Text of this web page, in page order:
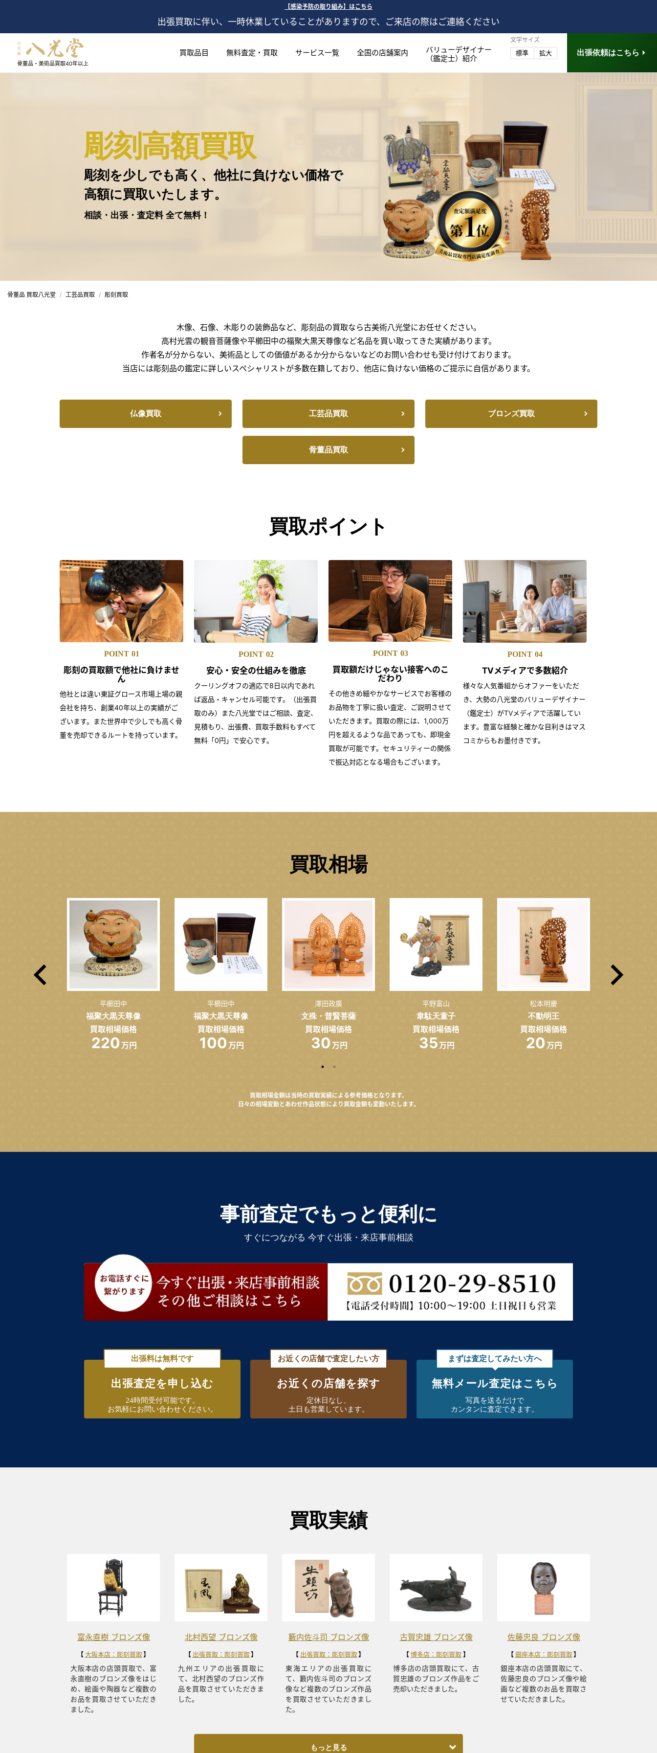
【感染予防の取り組み】はこちら
出張買取に伴い、一時休業していることがありますので、ご来店の際はご連絡ください
骨董品・美術品買取40年以上
買取品目 無料査定・買取 サービス一覧 全国の店舗案内
バリューデザイナー
（鑑定士）紹介
文字サイズ
標準 拡大 出張依頼はこちら
彫刻高額買取
彫刻を少しでも高く、他社に負けない価格で
高額に買取いたします。
相談・出張・査定料 全て無料！
骨董品 買取八光堂 工芸品買取 彫刻買取
木像、石像、木彫りの装飾品など、彫刻品の買取なら古美術八光堂にお任せください。
高村光雲の観音菩薩像や平櫛田中の福聚大黒天尊像など名品を買い取ってきた実績があります。
作者名が分からない、美術品としての価値があるか分からないなどのお問い合わせも受け付けております。
当店には彫刻品の鑑定に詳しいスペシャリストが多数在籍しており、他店に負けない価格のご提示に自信があります。
仏像買取 工芸品買取 ブロンズ買取
骨董品買取
買取ポイント
POINT 01
彫刻の買取額で他社に負けませ
ん
他社とは違い東証グロース市場上場の親
会社を持ち、創業40年以上の実績がご
ざいます。また世界中で少しでも高く骨
董を売却できるルートを持っています。
POINT 02
安心・安全の仕組みを徹底
クーリングオフの適応で8日以内であれ
ば返品・キャンセル可能です。（出張買
取のみ）また八光堂ではご相談、査定、
見積もり、出張費、買取手数料もすべて
無料「0円」で安心です。
POINT 03
買取額だけじゃない接客へのこ
だわり
その他きめ細やかなサービスでお客様の
お品物を丁寧に扱い査定、ご説明させて
いただきます。買取の際には、1,000万
円を超えるような品であっても、即現金
買取が可能です。セキュリティーの関係
で振込対応となる場合もございます。
POINT 04
TVメディアで多数紹介
様々な人気番組からオファーをいただ
き、大勢の八光堂のバリューデザイナー
（鑑定士）がTVメディアで活躍してい
ます。豊富な経験と確かな目利きはマス
コミからもお墨付きです。
買取相場
平櫛田中
福聚大黒天尊像
買取相場価格
220 万円
平櫛田中
福聚大黒天尊像
買取相場価格
100 万円
澤田政廣
文殊・普賢菩薩
買取相場価格
30 万円
平野富山
韋駄天童子
買取相場価格
35 万円
松本明慶
不動明王
買取相場価格
20 万円
買取相場金額は当時の買取実績による参考価格となります。
日々の相場変動とあわせ作品状態により買取金額も変動いたします。
事前査定でもっと便利に
すぐにつながる 今すぐ出張・来店事前相談
出張料は無料です
出張査定を申し込む
24時間受付可能です。
お気軽にお問い合わせください。
お近くの店舗で査定したい方
お近くの店舗を探す
定休日なし、
土日も営業しています。
まずは査定してみたい方へ
無料メール査定はこちら
写真を送るだけで
カンタンに査定できます。
買取実績
富永直樹 ブロンズ像
大阪本店：彫刻買取
大阪本店の店頭買取で、富
永直樹のブロンズ像をはじ
め、絵画や陶器など複数の
お品を買取させていただき
ました。
北村西望 ブロンズ像
出張買取：彫刻買取
九州エリアの出張買取に
て、北村西望のブロンズ作
品を買取させていただきま
した。
籔内佐斗司 ブロンズ像
出張買取：彫刻買取
東海エリアの出張買取に
て、籔内佐斗司のブロンズ
像など複数のブロンズ作品
を買取させていただきまし
た。
古賀忠雄 ブロンズ像
博多店：彫刻買取
博多店の店頭買取にて、古
賀忠雄のブロンズ作品をご
売却いただきました。
佐藤忠良 ブロンズ像
銀座本店：彫刻買取
銀座本店の店頭買取にて、
佐藤忠良のブロンズ像や絵
画など複数のお品を買取さ
せていただきました。
もっと見る